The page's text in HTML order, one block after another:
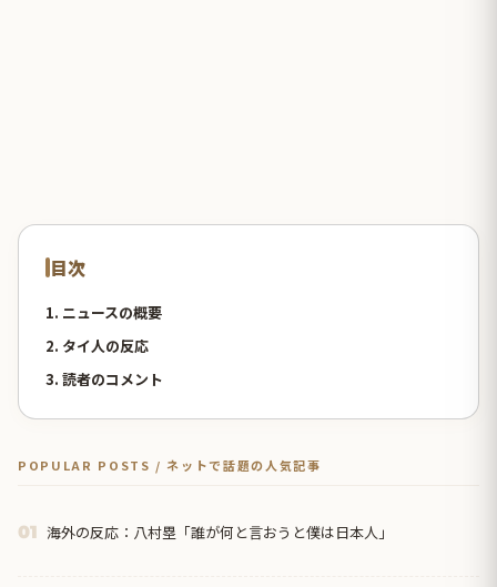
目次
1. ニュースの概要
2. タイ人の反応
3. 読者のコメント
POPULAR POSTS / ネットで話題の人気記事
01 海外の反応：八村塁「誰が何と言おうと僕は日本人」